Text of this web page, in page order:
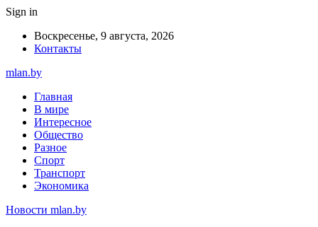
Sign in
Воскресенье, 9 августа, 2026
Контакты
mlan.by
Главная
В мире
Интересное
Общество
Разное
Спорт
Транспорт
Экономика
Новости mlan.by